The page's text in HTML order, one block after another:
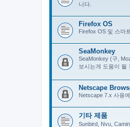
니다.
Firefox OS
Firefox OS 및 스마
SeaMonkey
SeaMonkey (구,
보시는게 도움이 될
Netscape
Netscape 7.x 사용
기타 제품
Sunbird, Nvu,